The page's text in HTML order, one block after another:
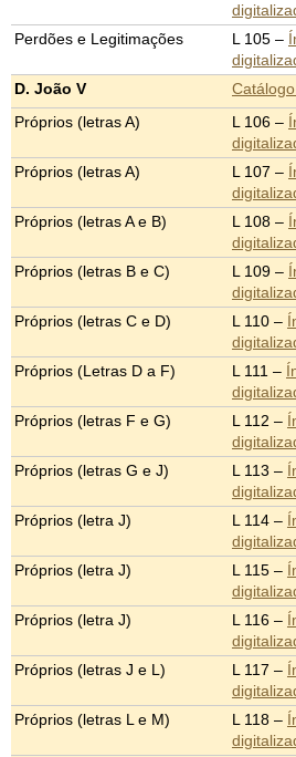
Perdões e Legitimações
L 105 –
D. João V
Próprios (letras A)
L 106 –
Próprios (letras A)
L 107 –
Próprios (letras A e B)
L 108 –
Próprios (letras B e C)
L 109 –
Próprios (letras C e D)
L 110 –
Próprios (Letras D a F)
L 111 –
Próprios (letras F e G)
L 112 –
Próprios (letras G e J)
L 113 –
Próprios (letra J)
L 114 –
Próprios (letra J)
L 115 –
Próprios (letra J)
L 116 –
Próprios (letras J e L)
L 117 –
Próprios (letras L e M)
L 118 –